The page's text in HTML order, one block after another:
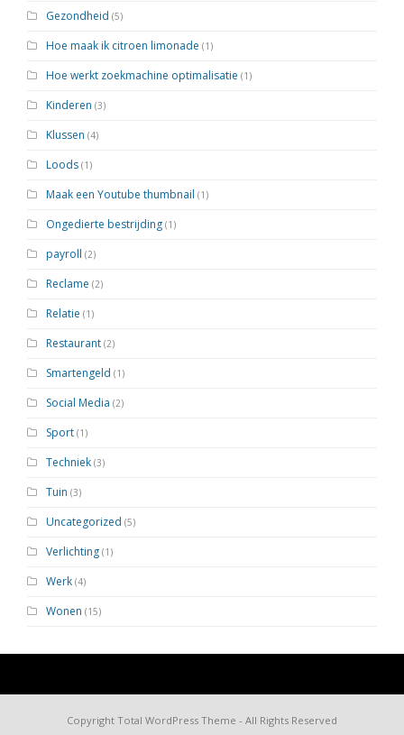
Gezondheid (5)
Hoe maak ik citroen limonade (1)
Hoe werkt zoekmachine optimalisatie (1)
Kinderen (3)
Klussen (4)
Loods (1)
Maak een Youtube thumbnail (1)
Ongedierte bestrijding (1)
payroll (2)
Reclame (2)
Relatie (1)
Restaurant (2)
Smartengeld (1)
Social Media (2)
Sport (1)
Techniek (3)
Tuin (3)
Uncategorized (5)
Verlichting (1)
Werk (4)
Wonen (15)
Copyright Total WordPress Theme - All Rights Reserved